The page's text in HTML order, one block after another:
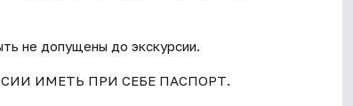
не допущены до экскурсии.
ИМЕТЬ ПРИ СЕБЕ ПАСПОРТ.